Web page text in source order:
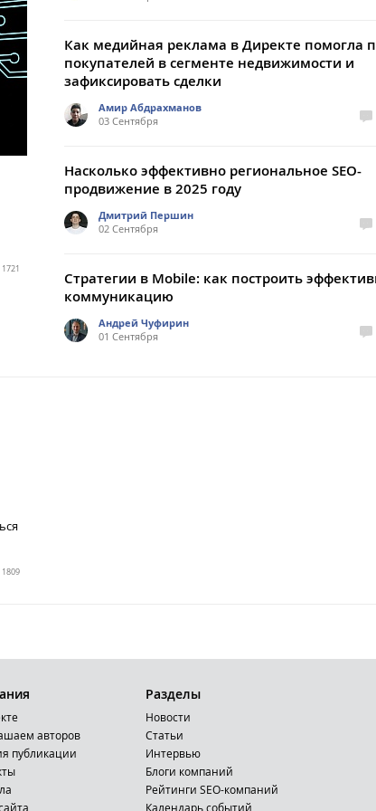
1721
Как медийная реклама в Директе помогла
покупателей в сегменте недвижимости и
зафиксировать сделки
Амир Абдрахманов
03 Сентября
Насколько эффективно региональное SEO-
продвижение в 2025 году
Дмитрий Першин
02 Сентября
Стратегии в Mobile: как построить
коммуникацию
Андрей Чуфирин
01 Сентября
1809
авторов
публикации
Разделы
Новости
Статьи
Интервью
Блоги компаний
Рейтинги SEO-компаний
Календарь событий